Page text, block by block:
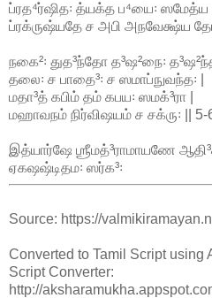
ப்ரத⁴ர்ஷித꞉ த்யக்த ப⁴யை꞉ ஸமேத்ய |
ப்ரக்ருஷ்யதே ச அபி அநவேக்ஷ்ய
நகை²꞉ துத³ந்தோ த³ஷ²நை꞉
தலை꞉ ச பாதை³꞉ ச ஸமாப்நுவந்த꞉ |
மதா³த் கபிம் தம் கபய꞉ ஸமக்³ரா |
மஹாவநம் நிர்விஷயம் ச சக்ரு꞉ || 5-
இத்யார்ஷே ஶ்ரீமத்³ராமாயணே
ஏகஷஷ்டிதம꞉ ஸர்க³꞉
Source: https://
Converted to Tamil Script using
Script Converter:
http://